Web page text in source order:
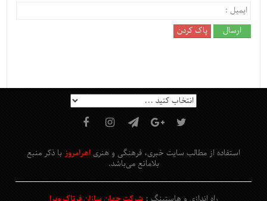
استفاده از مطالب سایت خبری، فرهنگی و هنری اهرامروز با ذکر منبع
بلامانع می‌باشد.
راه اندازی و هاستینگ :شرکت جهان سازان فرتاک ویرا